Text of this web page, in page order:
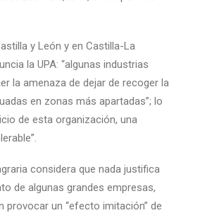
y León y en Castilla-La
la UPA: “algunas industrias
la amenaza de dejar de recoger la
en zonas más apartadas”; lo
de esta organización, una
considera que nada justifica
de algunas grandes empresas,
provocar un “efecto imitación” de